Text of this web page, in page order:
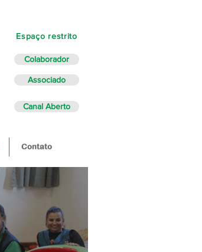
Espaço restrito
Colaborador
Associado
Canal Aberto
Contato